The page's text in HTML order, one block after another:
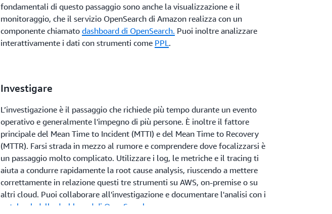
fondamentali di questo passaggio sono anche la visualizzazione e il
monitoraggio, che il servizio OpenSearch di Amazon realizza con un
componente chiamato dashboard di OpenSearch. Puoi inoltre analizzare
interattivamente i dati con strumenti come PPL.
Investigare
L’investigazione è il passaggio che richiede più tempo durante un evento
operativo e generalmente l'impegno di più persone. È inoltre il fattore
principale del Mean Time to Incident (MTTI) e del Mean Time to Recovery
(MTTR). Farsi strada in mezzo al rumore e comprendere dove focalizzarsi è
un passaggio molto complicato. Utilizzare i log, le metriche e il tracing ti
aiuta a condurre rapidamente la root cause analysis, riuscendo a mettere
correttamente in relazione questi tre strumenti su AWS, on-premise o su
altri cloud. Puoi collaborare all'investigazione e documentare l'analisi con i
notebook delle dashboard di OpenSearch